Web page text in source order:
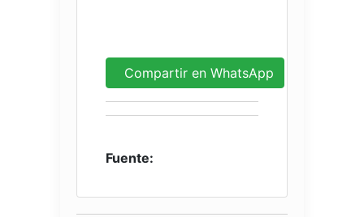
Compartir en WhatsApp
Fuente: